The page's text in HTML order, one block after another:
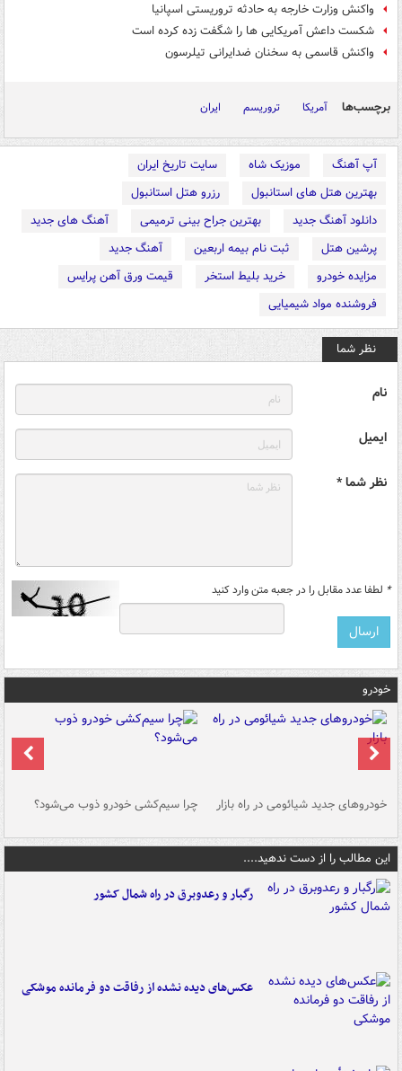
واکنش وزارت خارجه به حادثه تروریستی اسپانیا
شکست داعش آمریکایی ها را شگفت زده کرده است
واکنش قاسمی به سخنان ضدایرانی تیلرسون
برچسب‌ها آمریکا تروریسم ایران
آپ آهنگ موزیک شاه
سایت تاریخ ایران
بهترین هتل های استانبول
رزرو هتل استانبول
دانلود آهنگ جدید
بهترین جراح بینی ترمیمی
آهنگ های جدید
پرشین هتل
ثبت نام بیمه اربعین
آهنگ جدید
مزایده خودرو
خرید بلیط استخر
قیمت ورق آهن پرایس
فروشنده مواد شیمیایی
نظر شما
نام
ایمیل
نظر شما *
* لطفا عدد مقابل را در جعبه متن وارد کنید
خودرو
خودروهای جدید شیائومی در راه بازار چرا سیم‌کشی خودرو ذوب می‌شود؟
این مطالب را از دست ندهید....
رگبار و رعدوبرق در راه شمال کشور
عکس‌های دیده نشده از رفاقت دو فرمانده‌ موشکی